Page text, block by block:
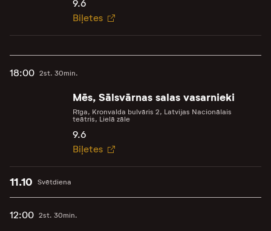
9.6
Biļetes
18:00 2st. 30min.
Mēs, Sālsvārnas salas vasarnieki
Rīga, Kronvalda bulvāris 2, Latvijas Nacionālais
teātris, Lielā zāle
9.6
Biļetes
Svētdiena
11.10
12:00 2st. 30min.